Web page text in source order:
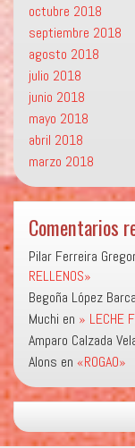
octubre 2018
septiembre 2018
agosto 2018
julio 2018
junio 2018
mayo 2018
abril 2018
marzo 2018
Comentarios
Pilar Ferreira
RELLENOS»
Begoña López
Muchi en » LECHE
Amparo Calzada
Alons en «ROGAO»